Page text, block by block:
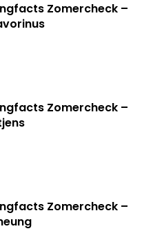
Zomercheck –
Zomercheck –
Zomercheck –